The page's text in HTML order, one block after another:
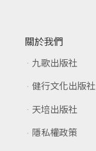
關於我們
九歌出版社
健行文化出版社
天培出版社
隱私權政策